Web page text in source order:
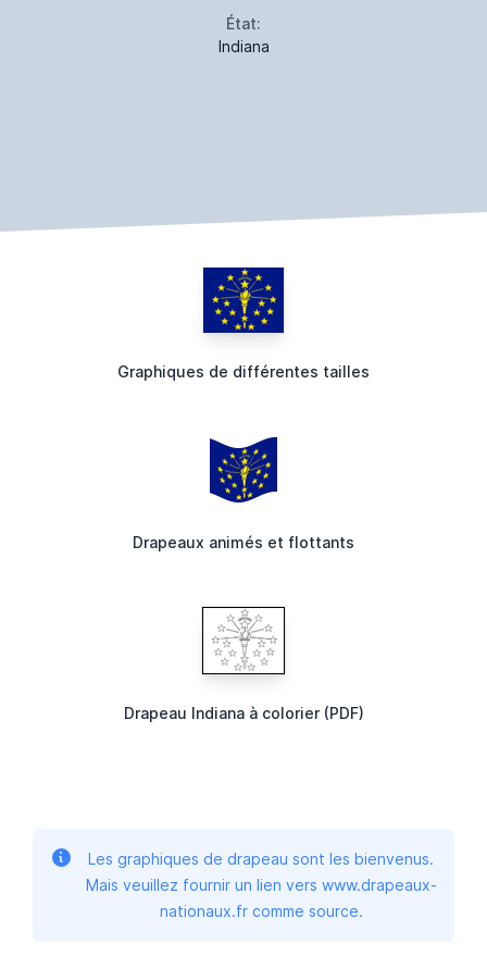
État:
Indiana
Graphiques de différentes tailles
Drapeaux animés et flottants
Drapeau Indiana à colorier (PDF)
Les graphiques de drapeau sont les bienvenus.
Mais veuillez fournir un lien vers www.drapeaux-
nationaux.fr comme source.